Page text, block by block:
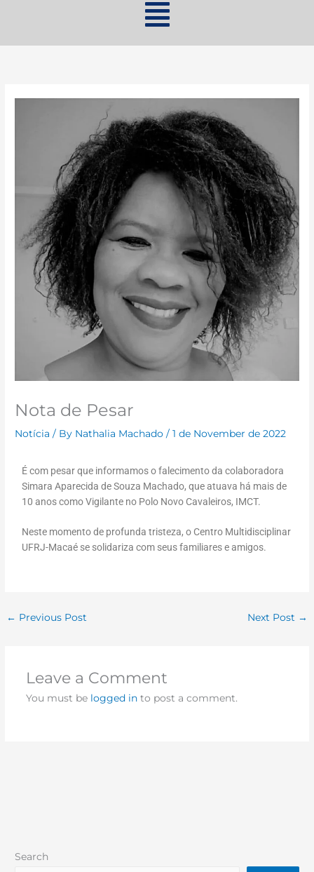
Nota de Pesar
Notícia / By Nathalia Machado/1 de November de 2022
É com pesar que informamos o falecimento da colaboradora
SimaraAparecida de Souza Machado,que atuava há mais de
10 anos como Vigilante no Polo Novo Cavaleiros, IMCT.
Neste momento de profunda tristeza, o Centro Multidisciplinar
UFRJ-Macaé se solidariza com seus familiares e amigos.
← Previous Post Next Post →
Leave a Comment
You must be logged into post a comment.
Search